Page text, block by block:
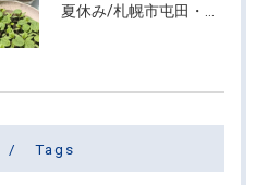
Tags